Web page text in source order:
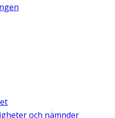
och nämnder